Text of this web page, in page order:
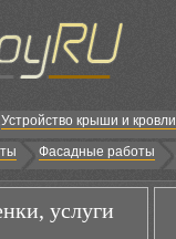
Устройство крыши и кровли
Фасадные работы
услуги